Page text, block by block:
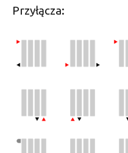
Przyłącza: